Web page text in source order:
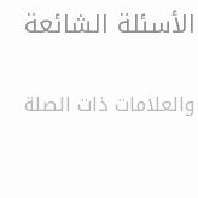
الأسئلة الشائعة
ذات الصلة